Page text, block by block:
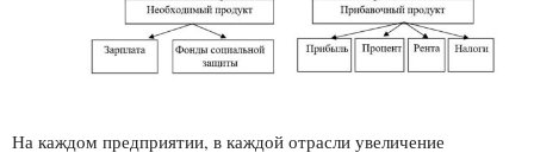
На каждом предприятии, в каждой отрасли увеличение